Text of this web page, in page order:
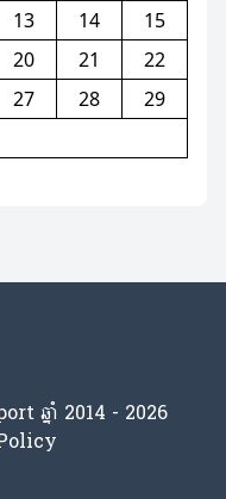
13 14
15
20 21
22
27 28
29
ឆ្នាំ 2014 - 2026